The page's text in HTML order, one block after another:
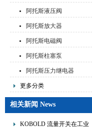
阿托斯液压阀
阿托斯放大器
阿托斯电磁阀
阿托斯柱塞泵
阿托斯压力继电器
更多分类
相关新闻 News
KOBOLD 流量开关在工业